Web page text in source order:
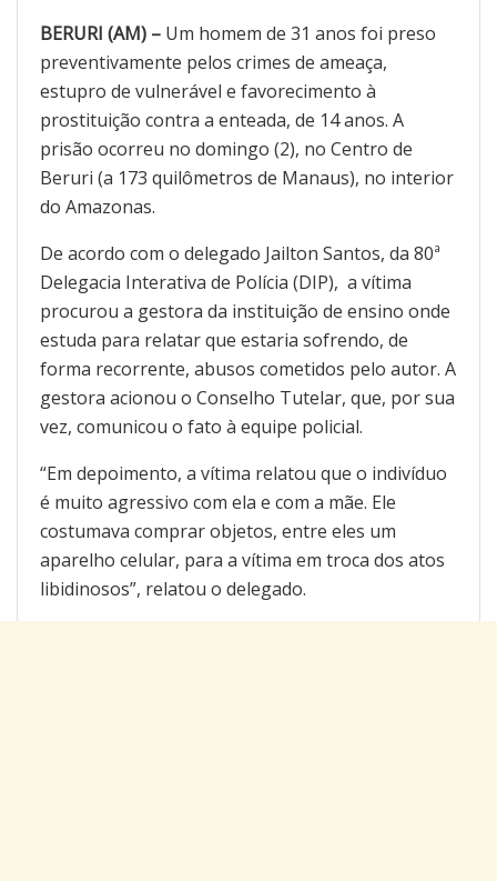
BERURI (AM) – Um homem de 31 anos foi preso
preventivamente pelos crimes de ameaça,
estupro de vulnerável e favorecimento à
prostituição contra a enteada, de 14 anos. A
prisão ocorreu no domingo (2), no Centro de
Beruri (a 173 quilômetros de Manaus), no interior
do Amazonas.
De acordo com o delegado Jailton Santos, da 80ª
Delegacia Interativa de Polícia (DIP), a vítima
procurou a gestora da instituição de ensino onde
estuda para relatar que estaria sofrendo, de
forma recorrente, abusos cometidos pelo autor. A
gestora acionou o Conselho Tutelar, que, por sua
vez, comunicou o fato à equipe policial.
“Em depoimento, a vítima relatou que o indivíduo
é muito agressivo com ela e com a mãe. Ele
costumava comprar objetos, entre eles um
aparelho celular, para a vítima em troca dos atos
libidinosos”, relatou o delegado.